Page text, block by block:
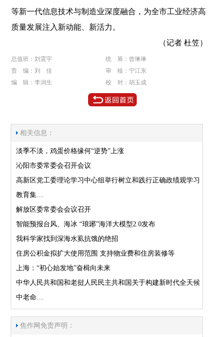
等新一代信息技术与制造业深度融合，为全市工业经济高
质量发展注入新动能、新活力。
（记者 杜笠）
总值班：刘震宇
统 筹：曾琳琳
责 编：刘 佳
审 核：宁江东
编 辑：李润生
校 对：胡玉成
相关信息：
淡季不淡，鸡蛋价格缘何“逆势”上涨
沁阳市委常委会召开会议
高新区党工委理论学习中心组举行树立和践行正确政绩观学习
教育集…
解放区委常委会会议召开
智能预报台风、海冰 “琅琊”海洋大模型2.0发布
我科学家找到深海水虱抗饿的绝招
住房公积金拟扩大使用范围 支持物业费和住房装修等
上海：“初心始发地”奋楫向未来
中华人民共和国和老挝人民民主共和国关于构建新时代全天候
中老命…
焦作网免责声明：